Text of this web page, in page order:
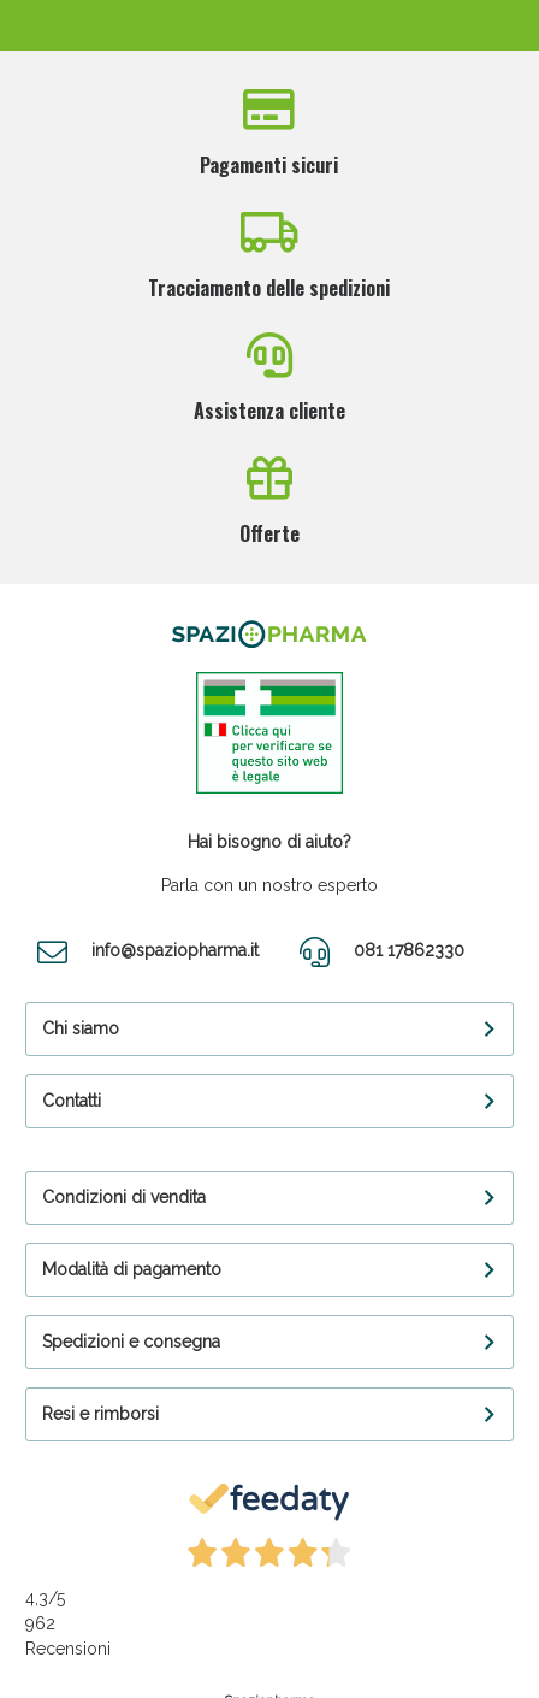
Pagamenti sicuri
Tracciamento delle spedizioni
Assistenza cliente
Offerte
Hai bisogno di aiuto?
Parla con un nostro esperto
info@spaziopharma.it 081 17862330
Chi siamo
Contatti
Condizioni di vendita
Modalità di pagamento
Spedizioni e consegna
Resi e rimborsi
4,3/5
962
Recensioni